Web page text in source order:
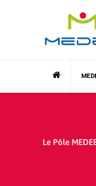
Le Pôle